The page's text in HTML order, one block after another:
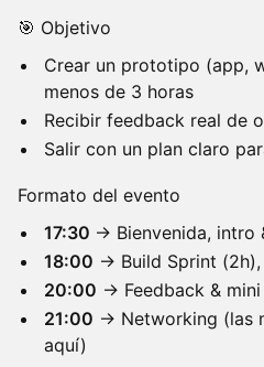
🎯 Objetivo
Crear un prototipo (app,
menos de 3 horas
Recibir feedback real de
Salir con un plan claro
Formato del evento
17:30 → Bienvenida, intro
18:00 → Build Sprint (2h),
20:00 → Feedback &
21:00 → Networking (las
aquí)